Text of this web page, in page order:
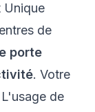
Unique
de
porte
. Votre
de